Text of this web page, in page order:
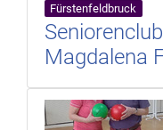
Fürstenfeldbruck
Magdalena